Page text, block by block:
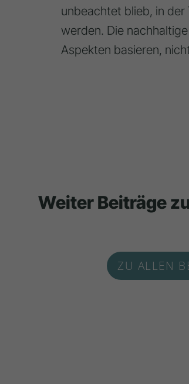
unbeachtet blieb, in
werden. Die
Aspekten basieren,
Weiter Beiträge
ZU ALLEN